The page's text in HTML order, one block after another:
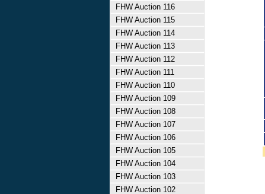
FHW Auction 116
FHW Auction 115
FHW Auction 114
FHW Auction 113
FHW Auction 112
FHW Auction 111
FHW Auction 110
FHW Auction 109
FHW Auction 108
FHW Auction 107
FHW Auction 106
FHW Auction 105
FHW Auction 104
FHW Auction 103
FHW Auction 102